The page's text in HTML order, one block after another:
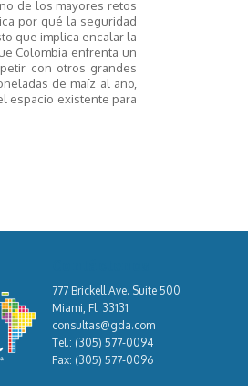
de los mayores retos
por qué la seguridad
que implica encalar la
Colombia enfrenta un
con otros grandes
de maíz al año,
espacio existente para
777 Brickell Ave. Suite 500
Miami, Fl. 33131
consultas@gda.com
Tel.: (305) 577-0094
Fax: (305) 577-0096